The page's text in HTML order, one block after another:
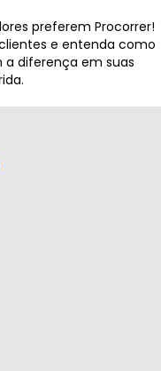
preferem Procorrer!
e entenda como
a diferença em suas